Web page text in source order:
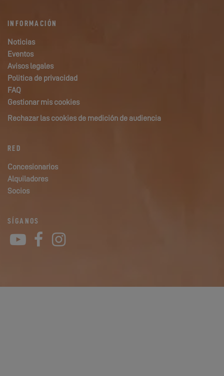
INFORMACIÓN
Noticias
Eventos
Avisos legales
Politica de privacidad
FAQ
Gestionar mis cookies
Rechazar las cookies de medición de audiencia
RED
Concesionarios
Alquiladores
Socios
SÍGANOS
YouTube
Facebook
Instagram